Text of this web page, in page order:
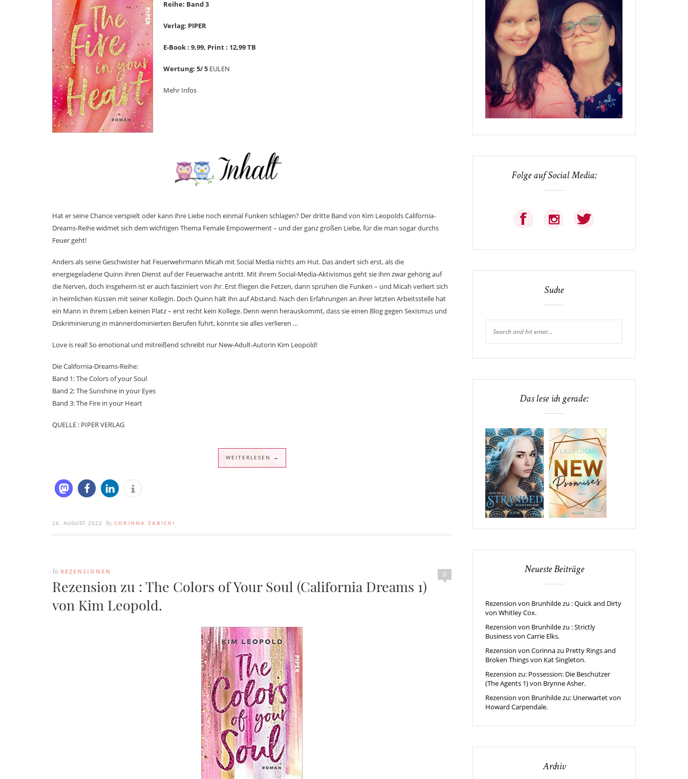
Reihe: Band 3
Verlag: PIPER
E-Book : 9,99, Print : 12,99 TB
Wertung: 5/ 5 EULEN
Mehr Infos
Hat er seine Chance verspielt oder kann ihre Liebe noch einmal Funken schlagen? Der dritte Band von Kim Leopolds California-
Dreams-Reihe widmet sich dem wichtigen Thema Female Empowerment – und der ganz großen Liebe, für die man sogar durchs
Feuer geht!
Anders als seine Geschwister hat Feuerwehrmann Micah mit Social Media nichts am Hut. Das ändert sich erst, als die
energiegeladene Quinn ihren Dienst auf der Feuerwache antritt. Mit ihrem Social-Media-Aktivismus geht sie ihm zwar gehörig auf
die Nerven, doch insgeheim ist er auch fasziniert von ihr. Erst fliegen die Fetzen, dann sprühen die Funken – und Micah verliert sich
in heimlichen Küssen mit seiner Kollegin. Doch Quinn hält ihn auf Abstand. Nach den Erfahrungen an ihrer letzten Arbeitsstelle hat
ein Mann in ihrem Leben keinen Platz – erst recht kein Kollege. Denn wenn herauskommt, dass sie einen Blog gegen Sexismus und
Diskriminierung in männerdominierten Berufen führt, könnte sie alles verlieren …
Love is real! So emotional und mitreißend schreibt nur New-Adult-Autorin Kim Leopold!
Die California-Dreams-Reihe:
Band 1: The Colors of your Soul
Band 2: The Sunshine in your Eyes
Band 3: The Fire in your Heart
QUELLE : PIPER VERLAG
WEITERLESEN →
26. AUGUST 2022 By CORINNA ZABICKI
0
In REZENSIONEN
Rezension zu : The Colors of Your Soul (California Dreams 1)
von Kim Leopold.
Folge auf Social Media:
Suche
Das lese ich gerade:
Neueste Beiträge
Rezension von Brunhilde zu : Quick and Dirty
von Whitley Cox.
Rezension von Brunhilde zu : Strictly
Business von Carrie Elks.
Rezension von Corinna zu Pretty Rings and
Broken Things von Kat Singleton.
Rezension zu: Possession: Die Beschützer
(The Agents 1) von Brynne Asher.
Rezension von Brunhilde zu: Unerwartet von
Howard Carpendale.
Archiv